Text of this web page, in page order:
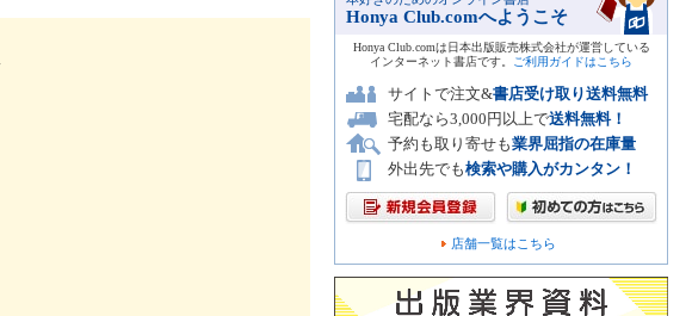
Honya Club.comへようこそ
Honya Club.comは日本出版販売株式会社が運営している
インターネット書店です。
ご利用ガイドはこちら
サイトで注文&書店受け取り送料無料
宅配なら3,000円以上で送料無料！
予約も取り寄せも業界屈指の在庫量
外出先でも検索や購入がカンタン！
店舗一覧はこちら